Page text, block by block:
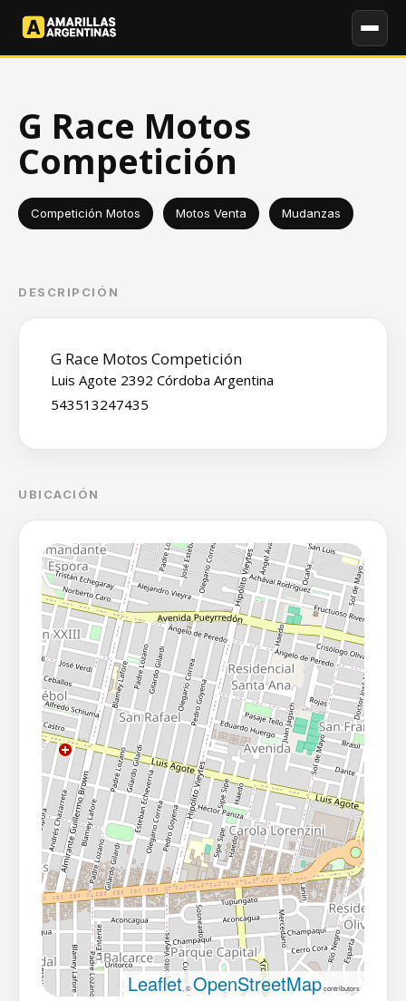
G Race Motos
Competición
Competición Motos Motos Venta Mudanzas
DESCRIPCIÓN
G Race Motos Competición
Luis Agote 2392 Córdoba Argentina
543513247435
UBICACIÓN
Leaflet , ©OpenStreetMapcontributors